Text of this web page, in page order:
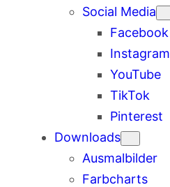
Social Media
Facebook
Instagram
YouTube
TikTok
Pinterest
Downloads
Ausmalbilder
Farbcharts